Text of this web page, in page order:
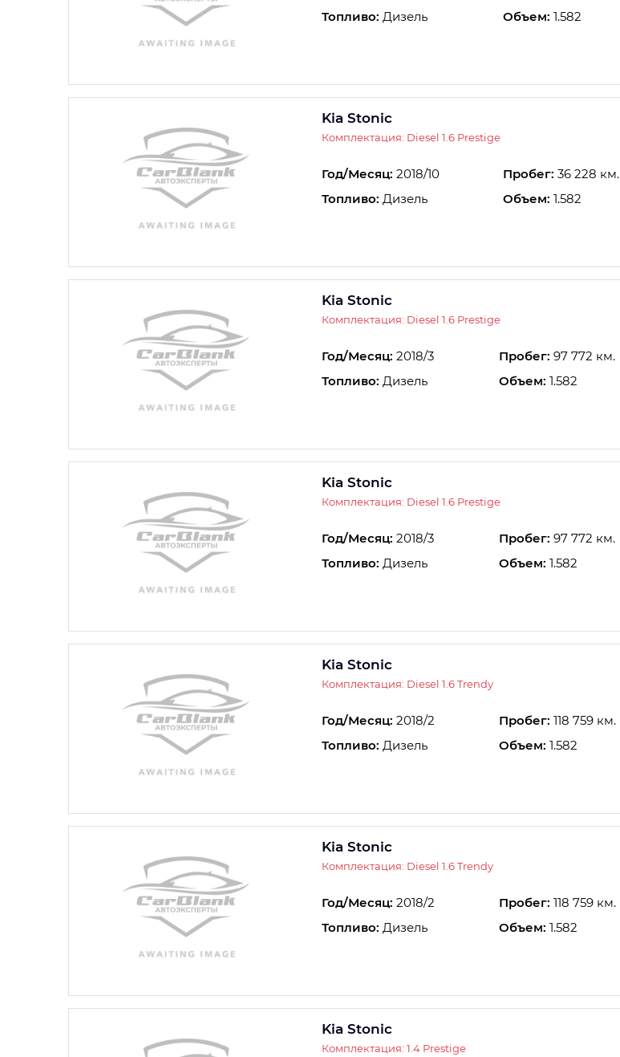
Топливо: Дизель Объем: 1.582
Kia Stonic
Комплектация: Diesel 1.6 Prestige
Год/Месяц: 2018/10 Пробег: 36 228 км.
Топливо: Дизель Объем: 1.582
Kia Stonic
Комплектация: Diesel 1.6 Prestige
Год/Месяц: 2018/3 Пробег: 97 772 км.
Топливо: Дизель Объем: 1.582
Kia Stonic
Комплектация: Diesel 1.6 Prestige
Год/Месяц: 2018/3 Пробег: 97 772 км.
Топливо: Дизель Объем: 1.582
Kia Stonic
Комплектация: Diesel 1.6 Trendy
Год/Месяц: 2018/2 Пробег: 118 759 км.
Топливо: Дизель Объем: 1.582
Kia Stonic
Комплектация: Diesel 1.6 Trendy
Год/Месяц: 2018/2 Пробег: 118 759 км.
Топливо: Дизель Объем: 1.582
Kia Stonic
Комплектация: 1.4 Prestige